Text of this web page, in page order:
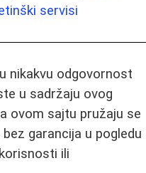
servisi
nikakvu odgovornost
u sadržaju ovog
ovom sajtu pružaju se
garancija u pogledu
ili